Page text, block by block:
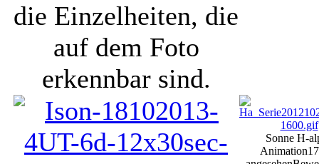
die Einzelheiten, die
auf dem Foto
erkennbar sind.
Sonne H-
Animation